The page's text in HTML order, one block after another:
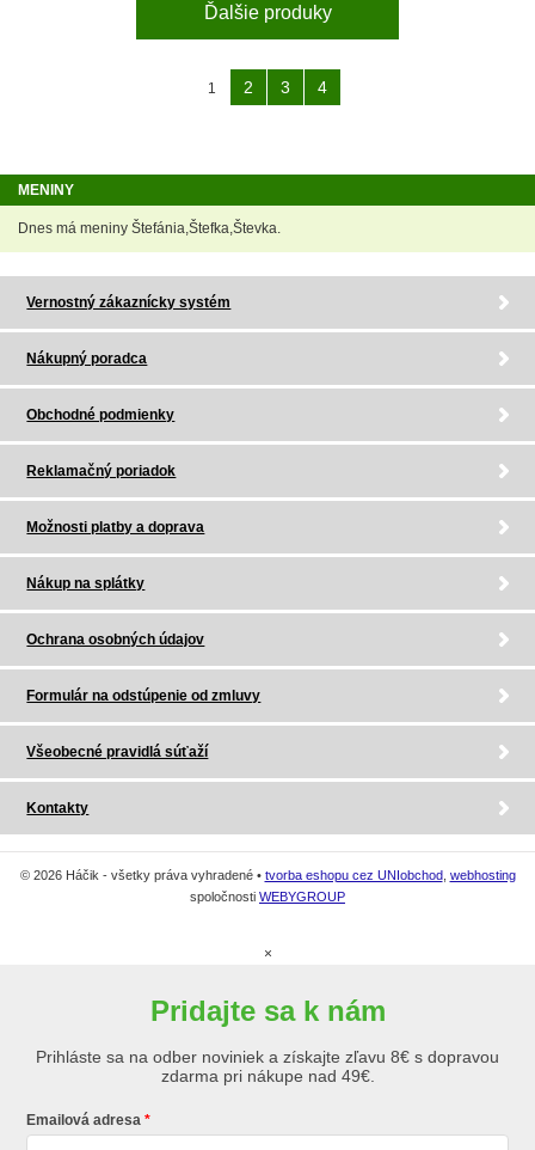
Ďalšie produky
1 2 3 4
MENINY
Dnes má meniny Štefánia,Štefka,Števka.
Vernostný zákaznícky systém
Nákupný poradca
Obchodné podmienky
Reklamačný poriadok
Možnosti platby a doprava
Nákup na splátky
Ochrana osobných údajov
Formulár na odstúpenie od zmluvy
Všeobecné pravidlá súťaží
Kontakty
© 2026 Háčik - všetky práva vyhradené • tvorba eshopu cez UNIobchod, webhosting
spoločnosti WEBYGROUP
×
Pridajte sa k nám
Prihláste sa na odber noviniek a získajte zľavu 8€ s dopravou
zdarma pri nákupe nad 49€.
Emailová adresa